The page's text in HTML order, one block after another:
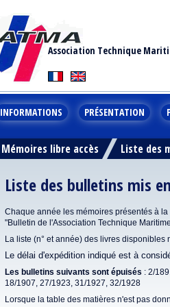
Association Technique
INFORMATIONS PRÉSENTATION
Mémoires libre accès Liste des
Liste des bulletins mis
Chaque année les mémoires présentés à
"Bulletin de l'Association Technique
La liste (n° et année) des livres
Le délai d'expédition indiqué est à
Les bulletins suivants sont épuisés : 2/
18/1907, 27/1923, 31/1927, 32/1928
Lorsque la table des matières n'est pas